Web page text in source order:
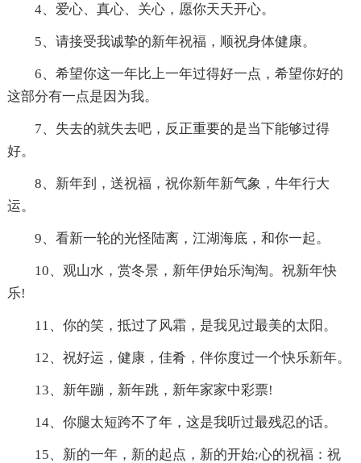
4、爱心、真心、关心，愿你天天开心。
5、请接受我诚挚的新年祝福，顺祝身体健康。
6、希望你这一年比上一年过得好一点，希望你好的
这部分有一点是因为我。
7、失去的就失去吧，反正重要的是当下能够过得
好。
8、新年到，送祝福，祝你新年新气象，牛年行大
运。
9、看新一轮的光怪陆离，江湖海底，和你一起。
10、观山水，赏冬景，新年伊始乐淘淘。祝新年快
乐!
11、你的笑，抵过了风霜，是我见过最美的太阳。
12、祝好运，健康，佳肴，伴你度过一个快乐新年。
13、新年蹦，新年跳，新年家家中彩票!
14、你腿太短跨不了年，这是我听过最残忍的话。
15、新的一年，新的起点，新的开始;心的祝福：祝